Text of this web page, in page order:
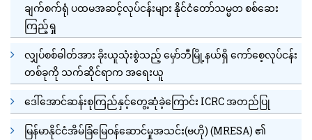
ချက်စက်ရုံ ပထမအဆင့်လုပ်ငန်းများ နိုင်ငံတော်သမ္မတ စစ်ဆေး
ကြည့်ရှု
လျှပ်စစ်ဓါတ်အား ခိုးယူသုံးစွဲသည့် မှော်ဘီမြို့နယ်ရှိ ကော်စေ့လုပ်ငန်း
တစ်ခုကို သက်ဆိုင်ရာက အရေးယူ
ဒေါ်အောင်ဆန်းစုကြည်နှင့်တွေ့ဆုံခဲ့ကြောင်း ICRC အတည်ပြု
မြန်မာနိုင်ငံအိမ်ခြံမြေဝန်ဆောင်မှုအသင်း(ဗဟို) (MRESA) ၏